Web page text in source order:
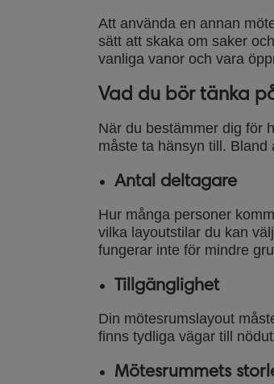
Att använda en annan
sätt att skaka om saker
vanliga vanor och vara
Vad du bör tänka
När du bestämmer dig för
måste ta hänsyn till. Bland
Antal deltagare
Hur många personer
vilka layoutstilar du kan
fungerar inte för mindre
Tillgänglighet
Din mötesrumslayout
finns tydliga vägar till
Mötesrummets